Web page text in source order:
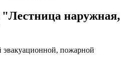
наружная,
пожарной